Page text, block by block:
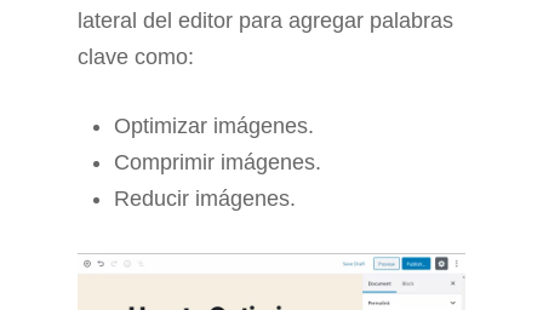
lateral del editor para agregar palabras
clave como:
Optimizar imágenes.
Comprimir imágenes.
Reducir imágenes.